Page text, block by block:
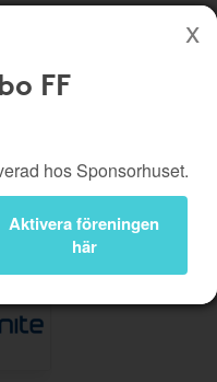
Valbo FF
Kampanjer
Logga in
FF
hos Sponsorhuset.
Aktivera föreningen
här